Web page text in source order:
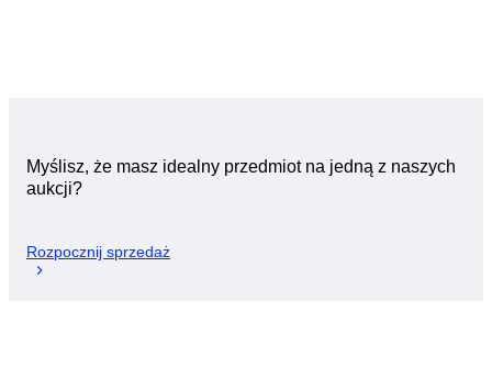
Myślisz, że masz idealny przedmiot na jedną z naszych
aukcji?
Rozpocznij sprzedaż